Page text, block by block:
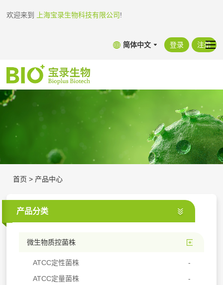
欢迎来到 上海宝录生物科技有限公司!
简体中文 登录 注册
首页 > 产品中心
产品分类
微生物质控菌株
ATCC定性菌株
ATCC定量菌株